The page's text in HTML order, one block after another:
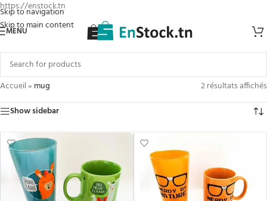
https://enstock.tn
Skip to navigation
Skip to main content
MENU
Accueil» mug
2 résultats affichés
Show sidebar